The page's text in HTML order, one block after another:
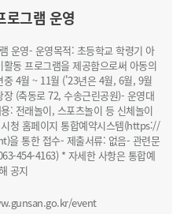
로그램 운영
운영- 운영목적: 초등학교 학령기 아
동 프로그램을 제공함으로써 아동의
4월 ~ 11월 ('23년은 4월, 6월, 9월
(축동로 72, 수송근린공원)- 운영대
: 전래놀이, 스포츠놀이 등 신체놀이
청 홈페이지 통합예약시스템(https://
통한 접수- 제출서류: 없음- 관련문
454-4163) * 자세한 사항은 통합예
공지
event